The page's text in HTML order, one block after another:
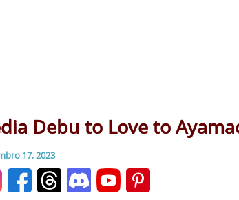
Debu to Love to
17, 2023